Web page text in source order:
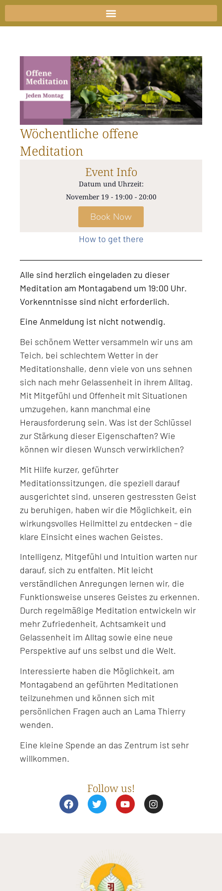
Zum
Inhalt
Wöchentliche offene
Meditation
Event Info
Datum und Uhrzeit:
November 19 - 19:00 - 20:00
Book Now
How to get there
Alle sind herzlich eingeladen zu dieser
Meditation am Montagabend um 19:00 Uhr.
Vorkenntnisse sind nicht erforderlich.
Eine Anmeldung ist nicht notwendig.
Bei schönem Wetter versammeln wir uns am
Teich, bei schlechtem Wetter in der
Meditationshalle, denn viele von uns sehnen
sich nach mehr Gelassenheit in ihrem Alltag.
Mit Mitgefühl und Offenheit mit Situationen
umzugehen, kann manchmal eine
Herausforderung sein. Was ist der Schlüssel
zur Stärkung dieser Eigenschaften? Wie
können wir diesen Wunsch verwirklichen?
Mit Hilfe kurzer, geführter
Meditationssitzungen, die speziell darauf
ausgerichtet sind, unseren gestressten Geist
zu beruhigen, haben wir die Möglichkeit, ein
wirkungsvolles Heilmittel zu entdecken – die
klare Einsicht eines wachen Geistes.
Intelligenz, Mitgefühl und Intuition warten nur
darauf, sich zu entfalten. Mit leicht
verständlichen Anregungen lernen wir, die
Funktionsweise unseres Geistes zu erkennen.
Durch regelmäßige Meditation entwickeln wir
mehr Zufriedenheit, Achtsamkeit und
Gelassenheit im Alltag sowie eine neue
Perspektive auf uns selbst und die Welt.
Interessierte haben die Möglichkeit, am
Montagabend an geführten Meditationen
teilzunehmen und können sich mit
persönlichen Fragen auch an Lama Thierry
wenden.
Eine kleine Spende an das Zentrum ist sehr
willkommen.
Follow us!
F
a
T
w
r
Y
o
e
I
n